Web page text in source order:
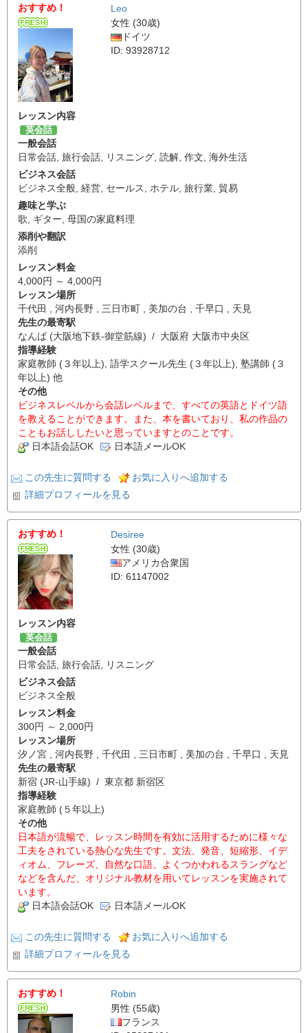
おすすめ！
Leo
女性 (30歳)
ドイツ
ID: 93928712
レッスン内容
英会話
一般会話
日常会話, 旅行会話, リスニング, 読解, 作文, 海外生活
ビジネス会話
ビジネス全般, 経営, セールス, ホテル, 旅行業, 貿易
趣味と学ぶ
歌, ギター, 母国の家庭料理
添削や翻訳
添削
レッスン料金
4,000円 ～ 4,000円
レッスン場所
千代田 , 河内長野 , 三日市町 , 美加の台 , 千早口 , 天見
先生の最寄駅
なんば (大阪地下鉄-御堂筋線) / 大阪府 大阪市中央区
指導経験
家庭教師 (３年以上), 語学スクール先生 (３年以上), 塾講師 (３
年以上) 他
その他
ビジネスレベルから会話レベルまで、すべての英語とドイツ語
を教えることができます。また、本を書いており、私の作品の
こともお話ししたいと思っていますとのことです。
日本語会話OK
日本語メールOK
この先生に質問する
お気に入りへ追加する
詳細プロフィールを見る
おすすめ！
Desiree
女性 (30歳)
アメリカ合衆国
ID: 61147002
レッスン内容
英会話
一般会話
日常会話, 旅行会話, リスニング
ビジネス会話
ビジネス全般
レッスン料金
300円 ～ 2,000円
レッスン場所
汐ノ宮 , 河内長野 , 千代田 , 三日市町 , 美加の台 , 千早口 , 天見
先生の最寄駅
新宿 (JR-山手線) / 東京都 新宿区
指導経験
家庭教師 (５年以上)
その他
日本語が流暢で、レッスン時間を有効に活用するために様々な
工夫をされている熱心な先生です。文法、発音、短縮形、イデ
ィオム、フレーズ、自然な口語、よくつかわれるスラングなど
などを含んだ、オリジナル教材を用いてレッスンを実施されて
います。
日本語会話OK
日本語メールOK
この先生に質問する
お気に入りへ追加する
詳細プロフィールを見る
おすすめ！
Robin
男性 (55歳)
フランス